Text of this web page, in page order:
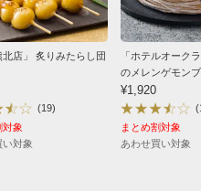
る。
出し、解凍せずにトレー
度で23～25分焼く。
、焼く数量により設定温
好みに応じて調理してくだ
北店」 炙りみたらし団
(19)
対象
い対象
「ホテルオーク
のメレンゲモン
イズ・3～4人前）
¥1,920
まとめ割対象
あわせ買い対象